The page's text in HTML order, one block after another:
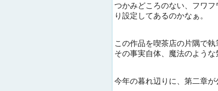
つかみどころのない、フワ
り設定してあるのかなぁ。
この作品を喫茶店の片隅で
その事実自体、魔法のような
今年の暮れ辺りに、第二章